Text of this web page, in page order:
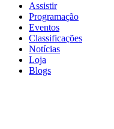
Assistir
Programação
Eventos
Classificações
Notícias
Loja
Blogs